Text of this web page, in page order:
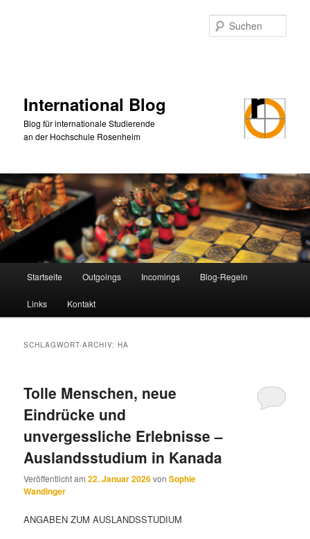
International Blog
Blog für internationale Studierende
an der Hochschule Rosenheim
Startseite Outgoings Incomings Blog-Regeln
Links Kontakt
SCHLAGWORT-ARCHIV:HA
Tolle Menschen, neue
Eindrücke und
unvergessliche Erlebnisse –
Auslandsstudium in Kanada
Veröffentlicht am22. Januar 2026vonSophie
Wandinger
ANGABEN ZUM AUSLANDSSTUDIUM